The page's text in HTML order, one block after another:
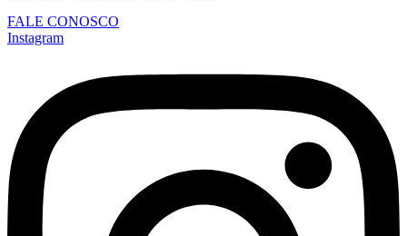
FALE CONOSCO
Instagram